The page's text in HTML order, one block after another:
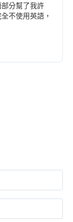
分幫了我許
不使用英語，